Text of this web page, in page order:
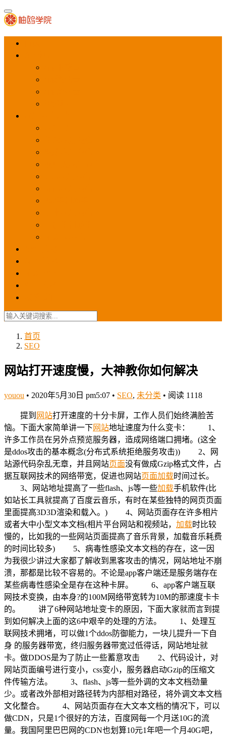
首页
SEO
网站打开速度慢，大神教你如何解决
youou • 2020年5月30日 pm5:07 • SEO, 未分类 • 阅读 1118
提到 网站打开速度的十分卡屏，工作人员们始终满脸苦
恼。下面大家简单讲一下网站地址速度为什么变卡： 1、
许多工作员在另外点预览服务器，造成网络端口拥堵。(这全
是ddos攻击的基本概念(分布式系统拒绝服务攻击)) 2、网
站源代码杂乱无章，并且网站页面没有做成Gzip格式文件，占
据互联网技术的网络带宽，促进也网站页面加载时间过长。
3、网站地址提高了一些flash、js等一些加载手机软件(比
如站长工具就提高了百度云音乐，有时在某些独特的网页页面
里面提高3D3D渲染和载入。) 4、网站页面存在许多相片
或者大中小型文本文档(相片平台网站和视频站， 加载时比较
慢的，比如我的一些网站页面提高了音乐背景，加载音乐耗费
的时间比较多) 5、病毒性感染文本文档的存在，这一因
为我很少讲过大家都了解收到黑客攻击的情况，网站地址不崩
溃，那都是比较不容易的。不论是app客户端还是服务端存在
某些病毒性感染全是存在这种卡屏。 6、app客户端互联
网技术变换，由本身?的100M网络带宽转为10M的那速度卡卡
的。 讲了6种网站地址变卡的原因，下面大家就而言到提
到如何解决上面的这6中艰辛的处理的方法。 1、处理互
联网技术拥堵，可以做1个ddos防御能力，一块儿提升一下自
身 的服务器带宽，终归服务器带宽过低得话，网站地址就
卡。做DDOS是为了防止一些蓄意攻击 2、代码设计，对
网站页面编号进行变小，css变小，服务器启动Gzip的压缩文
件传输方法。 3、flash、js等一些外调的文本文档劲量
少。或者改外部相对路径转为内部相对路径，将外调文本文档
文化整合。 4、网站页面存在大文本文档的情况下，可以
做CDN，只是1个很好的方法，百度网每一个月送10G的流
量。我国阿里巴巴网的CDN也划算10元1年吧一个月40G吧，